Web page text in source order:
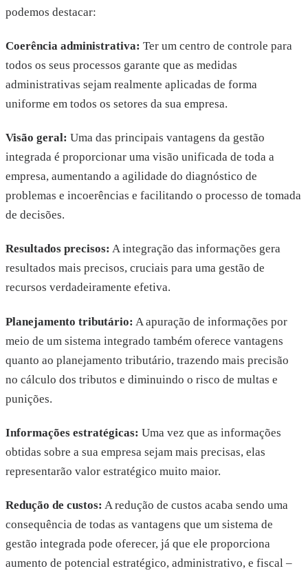
podemos destacar:
Coerência administrativa: Ter um centro de controle para
todos os seus processos garante que as medidas
administrativas sejam realmente aplicadas de forma
uniforme em todos os setores da sua empresa.
Visão geral: Uma das principais vantagens da gestão
integrada é proporcionar uma visão unificada de toda a
empresa, aumentando a agilidade do diagnóstico de
problemas e incoerências e facilitando o processo de tomada
de decisões.
Resultados precisos: A integração das informações gera
resultados mais precisos, cruciais para uma gestão de
recursos verdadeiramente efetiva.
Planejamento tributário: A apuração de informações por
meio de um sistema integrado também oferece vantagens
quanto ao planejamento tributário, trazendo mais precisão
no cálculo dos tributos e diminuindo o risco de multas e
punições.
Informações estratégicas: Uma vez que as informações
obtidas sobre a sua empresa sejam mais precisas, elas
representarão valor estratégico muito maior.
Redução de custos: A redução de custos acaba sendo uma
consequência de todas as vantagens que um sistema de
gestão integrada pode oferecer, já que ele proporciona
aumento de potencial estratégico, administrativo, e fiscal –